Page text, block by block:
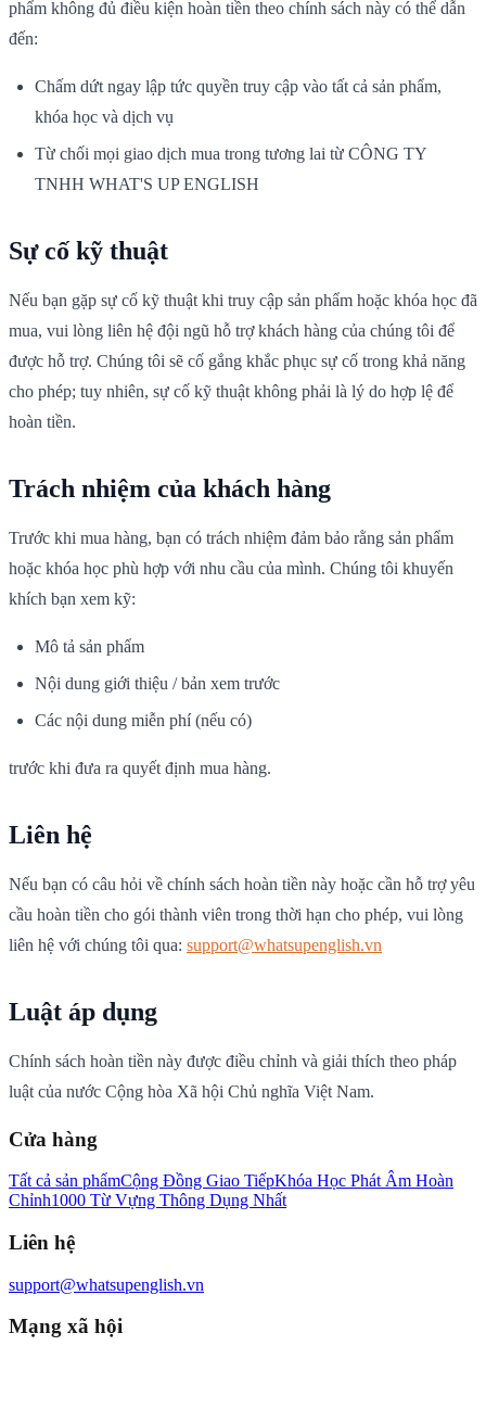
phẩm không đủ điều kiện hoàn tiền theo chính sách này có thể dẫn
đến:
Chấm dứt ngay lập tức quyền truy cập vào tất cả sản phẩm,
khóa học và dịch vụ
Từ chối mọi giao dịch mua trong tương lai từ CÔNG TY
TNHH WHAT'S UP ENGLISH
Sự cố kỹ thuật
Nếu bạn gặp sự cố kỹ thuật khi truy cập sản phẩm hoặc khóa học đã
mua, vui lòng liên hệ đội ngũ hỗ trợ khách hàng của chúng tôi để
được hỗ trợ. Chúng tôi sẽ cố gắng khắc phục sự cố trong khả năng
cho phép; tuy nhiên, sự cố kỹ thuật không phải là lý do hợp lệ để
hoàn tiền.
Trách nhiệm của khách hàng
Trước khi mua hàng, bạn có trách nhiệm đảm bảo rằng sản phẩm
hoặc khóa học phù hợp với nhu cầu của mình. Chúng tôi khuyến
khích bạn xem kỹ:
Mô tả sản phẩm
Nội dung giới thiệu / bản xem trước
Các nội dung miễn phí (nếu có)
trước khi đưa ra quyết định mua hàng.
Liên hệ
Nếu bạn có câu hỏi về chính sách hoàn tiền này hoặc cần hỗ trợ yêu
cầu hoàn tiền cho gói thành viên trong thời hạn cho phép, vui lòng
liên hệ với chúng tôi qua: support@whatsupenglish.vn
Luật áp dụng
Chính sách hoàn tiền này được điều chỉnh và giải thích theo pháp
luật của nước Cộng hòa Xã hội Chủ nghĩa Việt Nam.
Cửa hàng
Tất cả sản phẩmCộng Đồng Giao TiếpKhóa Học Phát Âm Hoàn
Chỉnh1000 Từ Vựng Thông Dụng Nhất
Liên hệ
support@whatsupenglish.vn
Mạng xã hội